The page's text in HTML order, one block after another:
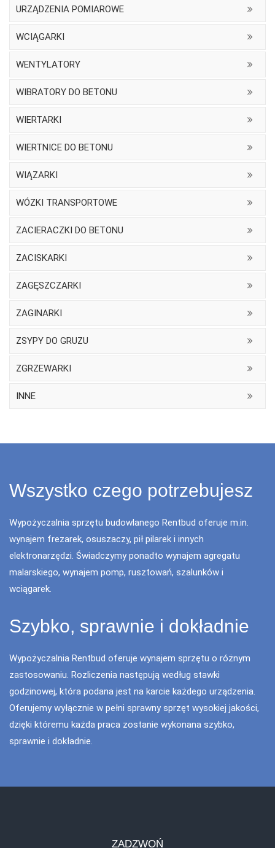
URZĄDZENIA POMIAROWE
WCIĄGARKI
WENTYLATORY
WIBRATORY DO BETONU
WIERTARKI
WIERTNICE DO BETONU
WIĄZARKI
WÓZKI TRANSPORTOWE
ZACIERACZKI DO BETONU
ZACISKARKI
ZAGĘSZCZARKI
ZAGINARKI
ZSYPY DO GRUZU
ZGRZEWARKI
INNE
Wszystko czego potrzebujesz
Wypożyczalnia sprzętu budowlanego Rentbud oferuje m.in.
wynajem frezarek, osuszaczy, pił pilarek i innych
elektronarzędzi. Świadczymy ponadto wynajem agregatu
malarskiego, wynajem pomp, rusztowań, szalunków i
wciągarek.
Szybko, sprawnie i dokładnie
Wypożyczalnia Rentbud oferuje wynajem sprzętu o różnym
zastosowaniu. Rozliczenia następują według stawki
godzinowej, która podana jest na karcie każdego urządzenia.
Oferujemy wyłącznie w pełni sprawny sprzęt wysokiej jakości,
dzięki któremu każda praca zostanie wykonana szybko,
sprawnie i dokładnie.
ZADZWOŃ